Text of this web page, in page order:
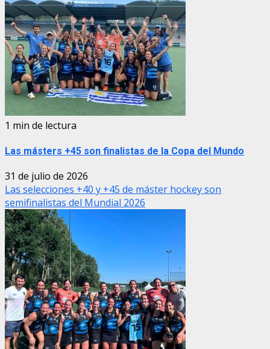
1 min de lectura
Las másters +45 son finalistas de la Copa del Mundo
31 de julio de 2026
Las selecciones +40 y +45 de máster hockey son
semifinalistas del Mundial 2026